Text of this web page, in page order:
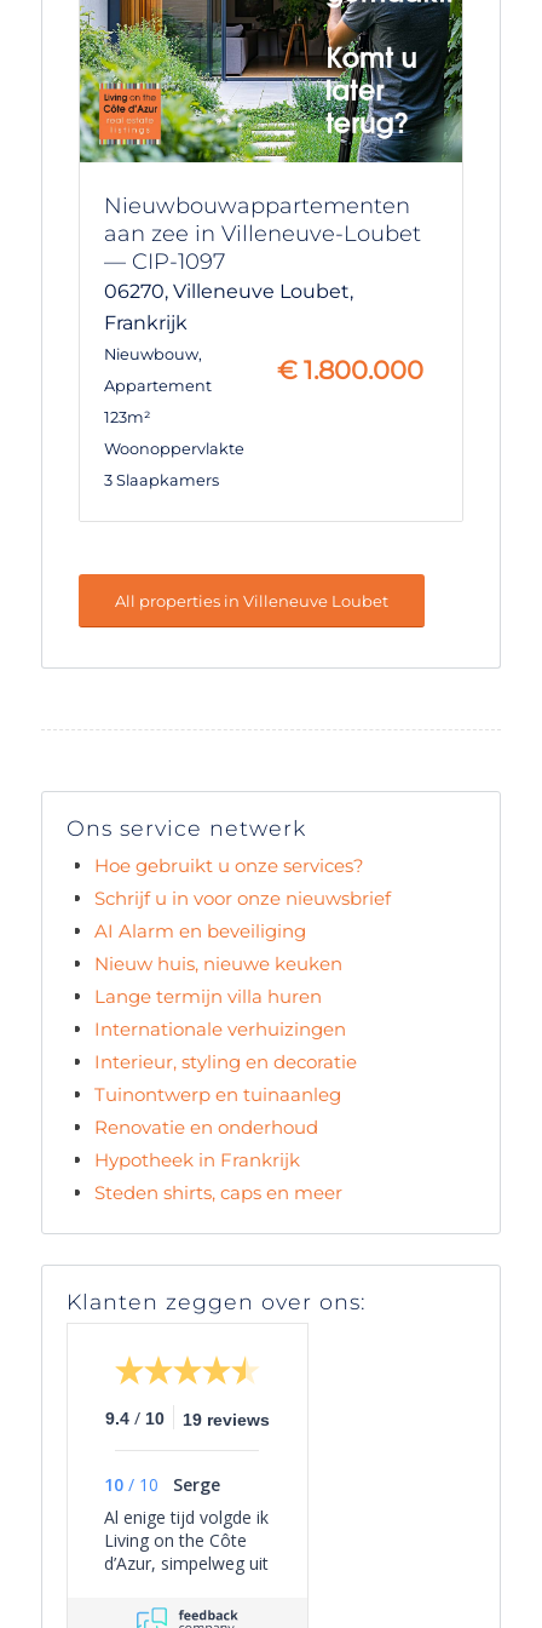
Nieuwbouwappartementen
aan zee in Villeneuve-Loubet
— CIP-1097
06270, Villeneuve Loubet,
Frankrijk
Nieuwbouw,
Appartement
123m²
Woonoppervlakte
3 Slaapkamers
€ 1.800.000
All properties in Villeneuve Loubet
Ons service netwerk
Hoe gebruikt u onze services?
Schrijf u in voor onze nieuwsbrief
AI Alarm en beveiliging
Nieuw huis, nieuwe keuken
Lange termijn villa huren
Internationale verhuizingen
Interieur, styling en decoratie
Tuinontwerp en tuinaanleg
Renovatie en onderhoud
Hypotheek in Frankrijk
Steden shirts, caps en meer
Klanten zeggen over ons:
9.4 / 10 19 reviews
10 / 10
Serge
Al enige tijd volgde ik
Living on the Côte
d’Azur, simpelweg uit
interesse, omdat het